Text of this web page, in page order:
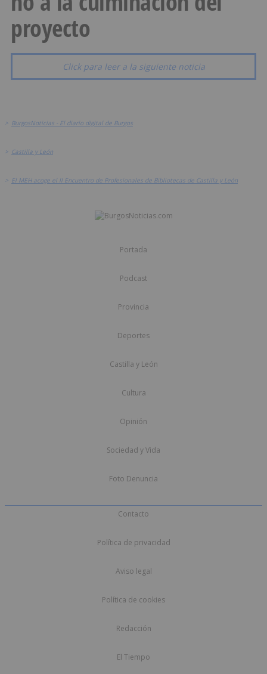
proyecto
Click para leer a la siguiente noticia
> BurgosNoticias - El diario digital de Burgos
> Castilla y León
> El MEH acoge el II Encuentro de Profesionales de Bibliotecas de Castilla y León
Portada
Podcast
Provincia
Deportes
Castilla y León
Cultura
Opinión
Sociedad y Vida
Foto Denuncia
Contacto
Política de privacidad
Aviso legal
Política de cookies
Redacción
El Tiempo